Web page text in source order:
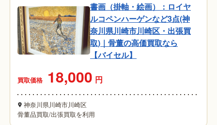
書画（掛軸・絵画）：ロイヤ
ルコペンハーゲンなど3点(神
奈川県川崎市川崎区・出張買
取)｜骨董の高価買取なら
【バイセル】
買取価格 18,000 円
神奈川県川崎市川崎区
骨董品買取/出張買取を利用